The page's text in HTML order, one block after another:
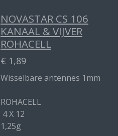
NOVASTAR CS 106
KANAAL & VIJVER
ROHACELL
€ 1,89
Wisselbare antennes 1mm
ROHACELL
4 X 12
1,25g